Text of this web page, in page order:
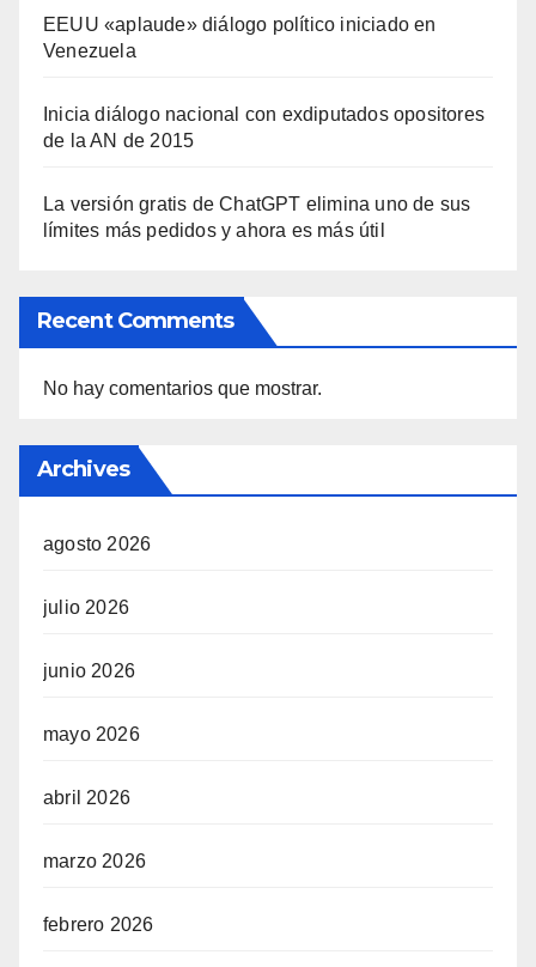
EEUU «aplaude» diálogo político iniciado en
Venezuela
Inicia diálogo nacional con exdiputados opositores
de la AN de 2015
La versión gratis de ChatGPT elimina uno de sus
límites más pedidos y ahora es más útil
Recent Comments
No hay comentarios que mostrar.
Archives
agosto 2026
julio 2026
junio 2026
mayo 2026
abril 2026
marzo 2026
febrero 2026